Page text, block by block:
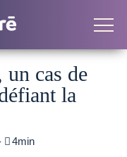
un cas de
la
4min